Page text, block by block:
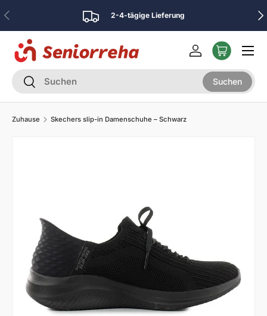
Direkt zum Inhalt
Vorherige 2-4-tägige Lieferung
Suchen
Suchen Suchen
Einloggen
Menü
Zuhause Skechers slip-in Damenschuhe – Schwarz